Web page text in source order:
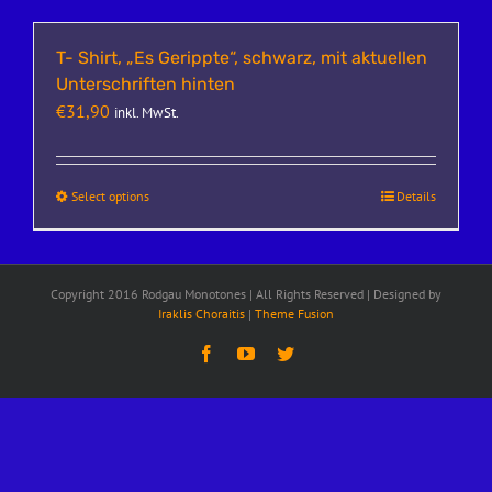
T- Shirt, „Es Gerippte“, schwarz, mit aktuellen
Unterschriften hinten
€31,90 inkl. MwSt.
Select options Details
Copyright 2016 Rodgau Monotones | All Rights Reserved | Designed by
Iraklis Choraitis | Theme Fusion
FacebookYouTubeTwitter